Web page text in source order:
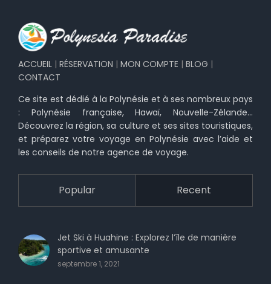
ACCUEIL | RÉSERVATION | MON COMPTE | BLOG |
CONTACT
Ce site est dédié à la Polynésie et à ses nombreux pays
: Polynésie française, Hawaï, Nouvelle-Zélande…
Découvrez la région, sa culture et ses sites touristiques,
et préparez votre voyage en Polynésie avec l’aide et
les conseils de notre agence de voyage.
Popular Recent
Jet Ski à Huahine : Explorez l’île de manière
sportive et amusante
septembre 1, 2021